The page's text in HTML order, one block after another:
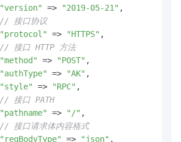
"version"
=> "2019-05-21" ,
// 接口协议
"protocol"
=> "HTTPS" ,
// 接口 HTTP 方法
"method"
=> "POST" ,
"authType"
=> "AK" ,
"style"
=> "RPC" ,
// 接口 PATH
"pathname"
=> "/" ,
// 接口请求体内容格式
"reqBodyType"
=> "json" ,